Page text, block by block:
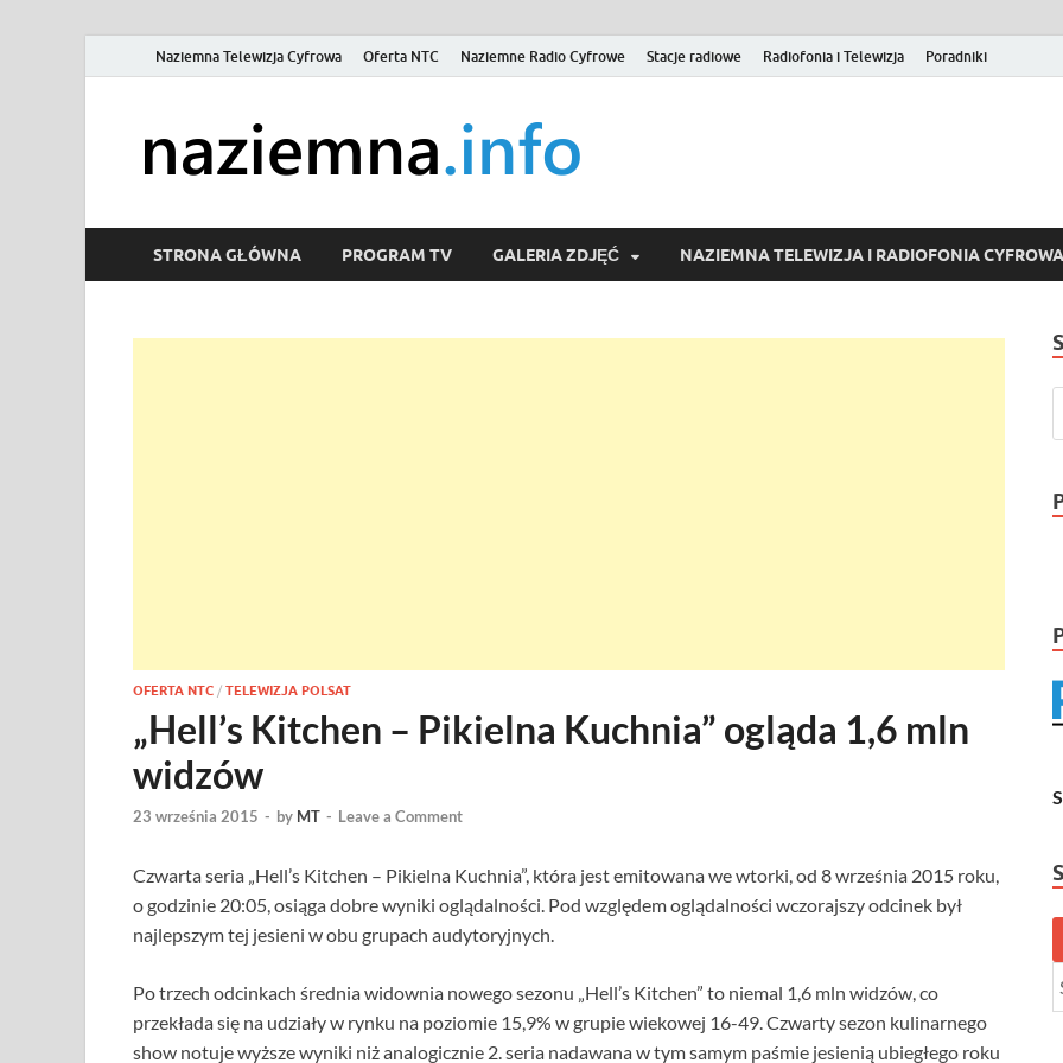
Naziemna Telewizja Cyfrowa Oferta NTC Naziemne Radio Cyfrowe Stacje radiowe Radiofonia i Telewizja Poradniki
Wideo online, VOD
STRONA GŁÓWNA PROGRAM TV GALERIA ZDJĘĆ NAZIEMNA TELEWIZJA I RADIOFONIA CYFROWA
OFERTA NTC / TELEWIZJA POLSAT
„Hell’s Kitchen – Pikielna Kuchnia” ogląda 1,6 mln
widzów
23 września 2015 - by MT - Leave a Comment
Czwarta seria „Hell’s Kitchen – Pikielna Kuchnia”, która jest emitowana we wtorki, od 8 września 2015 roku,
o godzinie 20:05, osiąga dobre wyniki oglądalności. Pod względem oglądalności wczorajszy odcinek był
najlepszym tej jesieni w obu grupach audytoryjnych.
Po trzech odcinkach średnia widownia nowego sezonu „Hell’s Kitchen” to niemal 1,6 mln widzów, co
przekłada się na udziały w rynku na poziomie 15,9% w grupie wiekowej 16-49. Czwarty sezon kulinarnego
show notuje wyższe wyniki niż analogicznie 2. seria nadawana w tym samym paśmie jesienią ubiegłego roku